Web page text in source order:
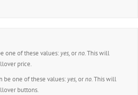
one of these values: yes,orno. This will
price.
be one of these values: yes,orno. This will
buttons.